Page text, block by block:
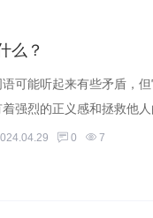
么？
可能听起来有些矛盾，
强烈的正义感和拯救他
0 7